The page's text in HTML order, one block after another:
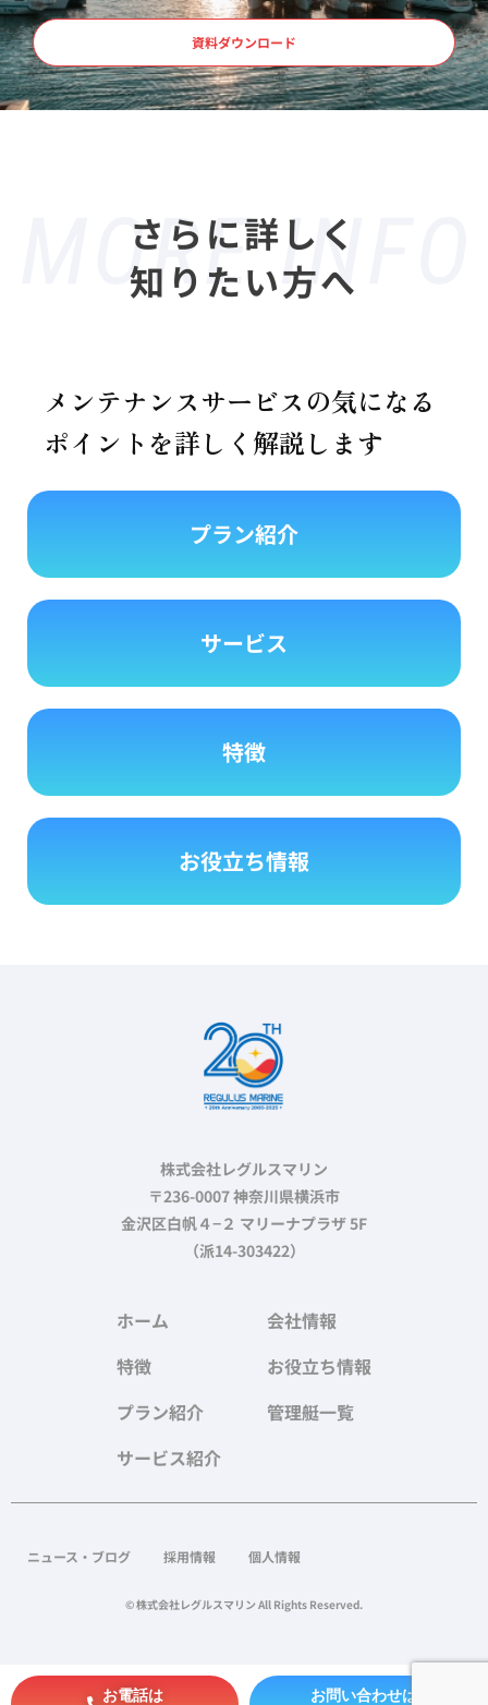
資料ダウンロード
さらに詳しく
知りたい方へ
メンテナンスサービスの気になる
ポイントを詳しく解説します
プラン紹介
サービス
特徴
お役立ち情報
株式会社レグルスマリン
〒236-0007 神奈川県横浜市
金沢区白帆４−２ マリーナプラザ 5F
（派14-303422）
ホーム
特徴
プラン紹介
サービス紹介
会社情報
お役立ち情報
管理艇一覧
ニュース・ブログ 採用情報 個人情報
© 株式会社レグルスマリン All Rights Reserved.
お電話は
お問い合わせは